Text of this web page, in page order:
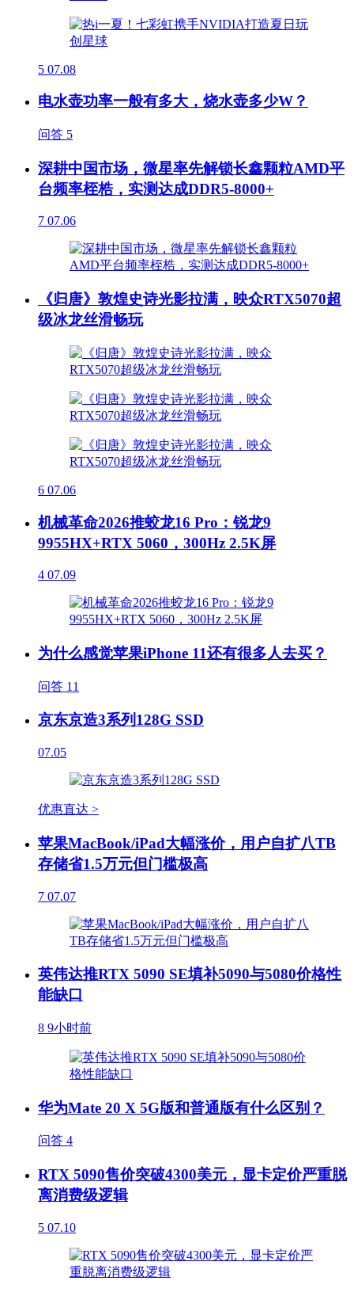
5 07.08
电水壶功率一般有多大，烧水壶多少W？
问答 5
深耕中国市场，微星率先解锁长鑫颗粒AMD平
台频率桎梏，实测达成DDR5-8000+
7 07.06
《归唐》敦煌史诗光影拉满，映众RTX5070超
级冰龙丝滑畅玩
6 07.06
机械革命2026推蛟龙16 Pro：锐龙9
9955HX+RTX 5060，300Hz 2.5K屏
4 07.09
为什么感觉苹果iPhone 11还有很多人去买？
问答 11
京东京造3系列128G SSD
07.05
优惠直达 >
苹果MacBook/iPad大幅涨价，用户自扩八TB
存储省1.5万元但门槛极高
7 07.07
英伟达推RTX 5090 SE填补5090与5080价格性
能缺口
8 9小时前
华为Mate 20 X 5G版和普通版有什么区别？
问答 4
RTX 5090售价突破4300美元，显卡定价严重脱
离消费级逻辑
5 07.10